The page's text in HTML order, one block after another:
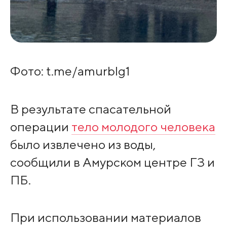
Фото: t.me/amurblg1
В результате спасательной
операции тело молодого человека
было извлечено из воды,
сообщили в Амурском центре ГЗ и
ПБ.
При использовании материалов